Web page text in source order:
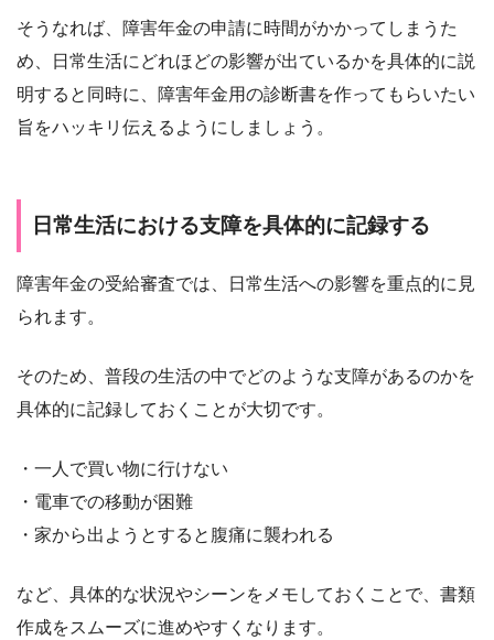
そうなれば、障害年金の申請に時間がかかってしまうた
め、日常生活にどれほどの影響が出ているかを具体的に説
明すると同時に、障害年金用の診断書を作ってもらいたい
旨をハッキリ伝えるようにしましょう。
日常生活における支障を具体的に記録する
障害年金の受給審査では、日常生活への影響を重点的に見
られます。
そのため、普段の生活の中でどのような支障があるのかを
具体的に記録しておくことが大切です。
・一人で買い物に行けない
・電車での移動が困難
・家から出ようとすると腹痛に襲われる
など、具体的な状況やシーンをメモしておくことで、書類
作成をスムーズに進めやすくなります。